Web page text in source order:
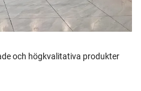
och högkvalitativa produkter